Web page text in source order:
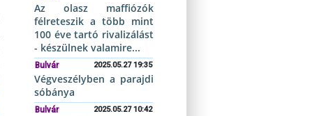
Az olasz maffiózók
félreteszik a több mint
100 éve tartó rivalizálást
- készülnek valamire...
Bulvár 2025.05.27 19:35
Végveszélyben a parajdi
sóbánya
Bulvár 2025.05.27 10:42